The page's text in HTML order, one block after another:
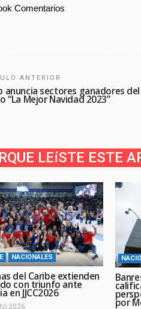
Comentarios
ANTERIOR
anuncia sectores ganadores del
“La Mejor Navidad 2023”
LEíSTE ESTE
NACIONALES
del Caribe extienden
con triunfo ante
en JJCC2026
2026 por